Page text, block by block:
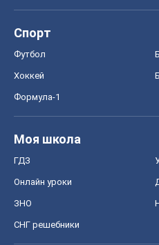
Спорт
Футбол
Хоккей
Формула-1
Моя школа
ГДЗ
Онлайн уроки
ЗНО
СНГ решебники